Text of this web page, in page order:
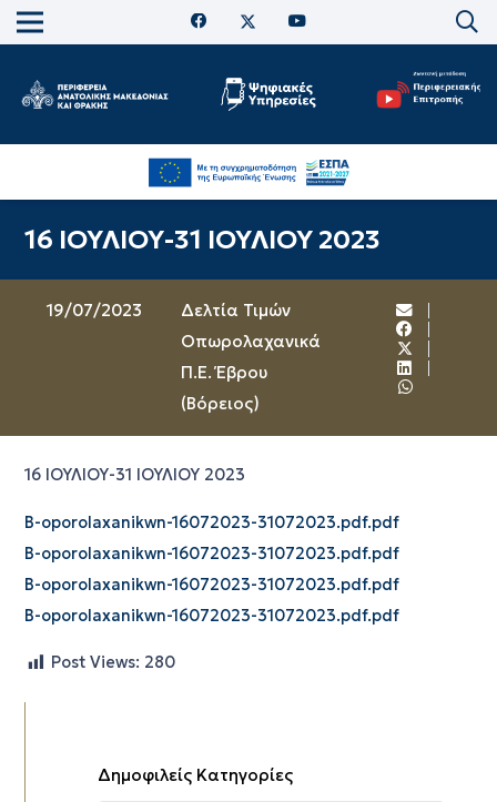
16 ΙΟΥΛΙΟΥ-31 ΙΟΥΛΙΟΥ 2023
19/07/2023
Δελτία Τιμών
Οπωρολαχανικά
Π.Ε. Έβρου
(Βόρειος)
16 ΙΟΥΛΙΟΥ-31 ΙΟΥΛΙΟΥ 2023
B-oporolaxanikwn-16072023-31072023.pdf.pdf
B-oporolaxanikwn-16072023-31072023.pdf.pdf
B-oporolaxanikwn-16072023-31072023.pdf.pdf
B-oporolaxanikwn-16072023-31072023.pdf.pdf
Post Views: 280
Δημοφιλείς Κατηγορίες